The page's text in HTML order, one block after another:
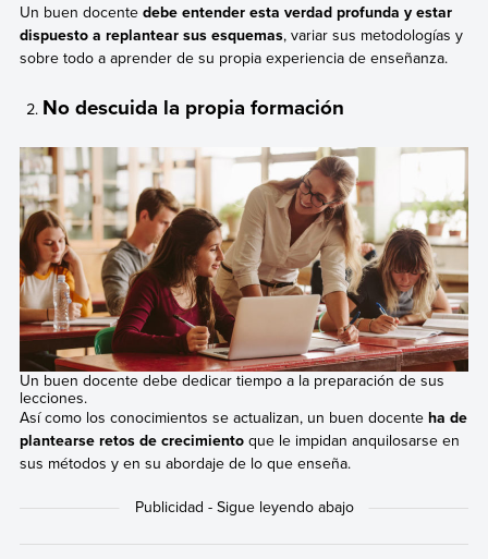
Un buen docente debe entender esta verdad profunda y estar
dispuesto a replantear sus esquemas, variar sus metodologías y
sobre todo a aprender de su propia experiencia de enseñanza.
No descuida la propia formación
Un buen docente debe dedicar tiempo a la preparación de sus
lecciones.
Así como los conocimientos se actualizan, un buen docente ha de
plantearse retos de crecimientoque le impidan anquilosarse en
sus métodos y en su abordaje de lo que enseña.